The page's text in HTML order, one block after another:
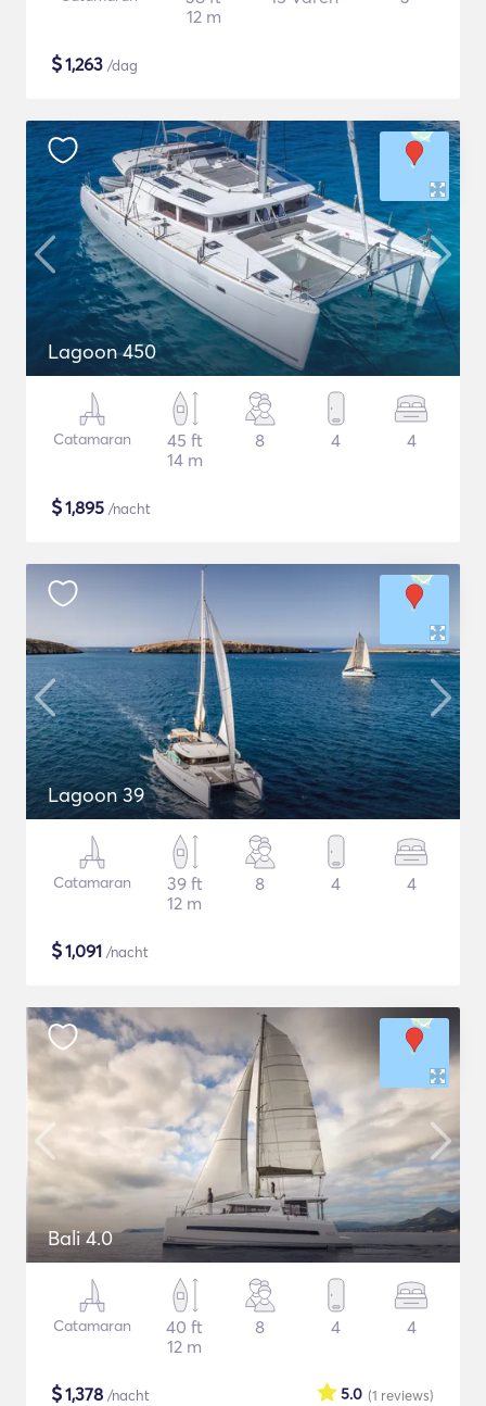
12 m
$1,263 /dag
Lagoon 450
Catamaran
45 ft
14 m
8 4 4
$1,895 /nacht
Lagoon 39
Catamaran
39 ft
12 m
8 4 4
$1,091 /nacht
Bali 4.0
Catamaran
40 ft
12 m
8 4 4
$1,378 /nacht (1 reviews)
5.0